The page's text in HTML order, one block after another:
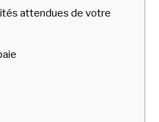
attendues de votre